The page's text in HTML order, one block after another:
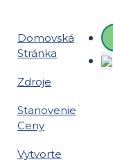
Domovská
Stránka
Zdroje
Stanovenie
Ceny
Vytvorte